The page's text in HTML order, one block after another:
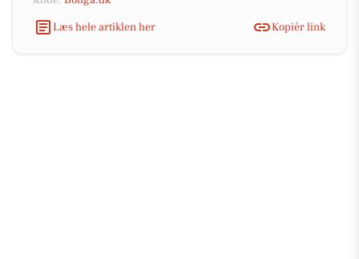
Læs hele artiklen her
Kopiér link